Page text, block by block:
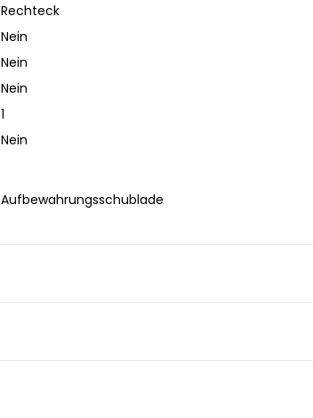
Rechteck
Nein
Nein
Nein
1
Nein
Aufbewahrungsschublade